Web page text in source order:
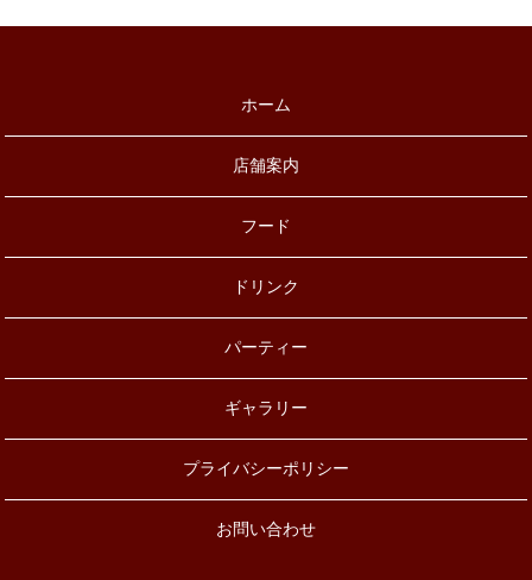
ホーム
店舗案内
フード
ドリンク
パーティー
ギャラリー
プライバシーポリシー
お問い合わせ